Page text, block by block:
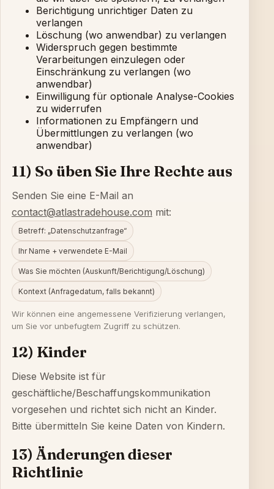
Berichtigung unrichtiger Daten zu
verlangen
Löschung (wo anwendbar) zu verlangen
Widerspruch gegen bestimmte
Verarbeitungen einzulegen oder
Einschränkung zu verlangen (wo
anwendbar)
Einwilligung für optionale Analyse-Cookies
zu widerrufen
Informationen zu Empfängern und
Übermittlungen zu verlangen (wo
anwendbar)
11) So üben Sie Ihre Rechte aus
Senden Sie eine E-Mail an
contact@atlastradehouse.com mit:
Betreff: „Datenschutzanfrage“
Ihr Name + verwendete E-Mail
Was Sie möchten (Auskunft/Berichtigung/Löschung)
Kontext (Anfragedatum, falls bekannt)
Wir können eine angemessene Verifizierung verlangen,
um Sie vor unbefugtem Zugriff zu schützen.
12) Kinder
Diese Website ist für
geschäftliche/Beschaffungskommunikation
vorgesehen und richtet sich nicht an Kinder.
Bitte übermitteln Sie keine Daten von Kindern.
13) Änderungen dieser
Richtlinie